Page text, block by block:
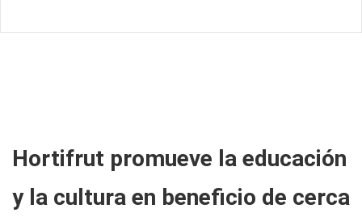
Hortifrut promueve la educación
y la cultura en beneficio de cerca